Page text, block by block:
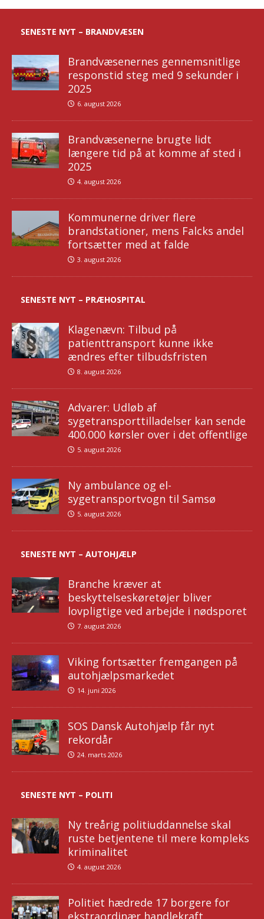
SENESTE NYT – BRANDVÆSEN
Brandvæsenernes gennemsnitlige
responstid steg med 9 sekunder i
2025
6. august 2026
Brandvæsenerne brugte lidt
længere tid på at komme af sted i
2025
4. august 2026
Kommunerne driver flere
brandstationer, mens Falcks andel
fortsætter med at falde
3. august 2026
SENESTE NYT – PRÆHOSPITAL
Klagenævn: Tilbud på
patienttransport kunne ikke
ændres efter tilbudsfristen
8. august 2026
Advarer: Udløb af
sygetransporttilladelser kan sende
400.000 kørsler over i det offentlige
5. august 2026
Ny ambulance og el-
sygetransportvogn til Samsø
5. august 2026
SENESTE NYT – AUTOHJÆLP
Branche kræver at
beskyttelseskøretøjer bliver
lovpligtige ved arbejde i nødsporet
7. august 2026
Viking fortsætter fremgangen på
autohjælpsmarkedet
14. juni 2026
SOS Dansk Autohjælp får nyt
rekordår
24. marts 2026
SENESTE NYT – POLITI
Ny treårig politiuddannelse skal
ruste betjentene til mere kompleks
kriminalitet
4. august 2026
Politiet hædrede 17 borgere for